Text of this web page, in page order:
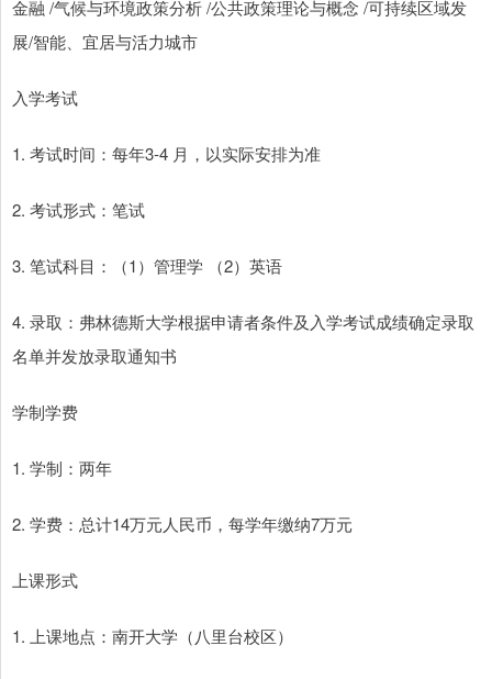
金融 /气候与环境政策分析 /公共政策理论与概念 /可持续区域发
展/智能、宜居与活力城市
入学考试
1. 考试时间：每年3-4 月，以实际安排为准
2. 考试形式：笔试
3. 笔试科目：（1）管理学 （2）英语
4. 录取：弗林德斯大学根据申请者条件及入学考试成绩确定录取
名单并发放录取通知书
学制学费
1. 学制：两年
2. 学费：总计14万元人民币，每学年缴纳7万元
上课形式
1. 上课地点：南开大学（八里台校区）